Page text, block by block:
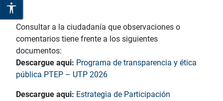
Consultar a la ciudadanía que observaciones o
comentarios tiene frente a los siguientes
documentos:
Descargue aqui: Programa de transparencia y ética
pública PTEP – UTP 2026
Descargue aqui: Estrategia de Participación